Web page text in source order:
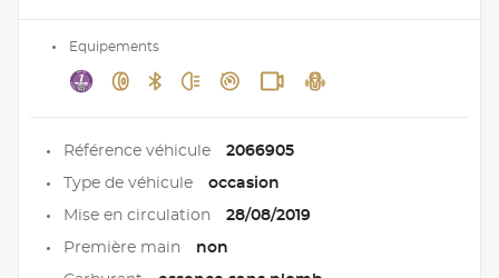
Equipements
Référence véhicule 2066905
Type de véhicule occasion
Mise en circulation 28/08/2019
Première main non